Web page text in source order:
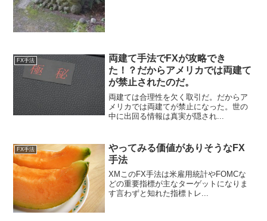
FX手法
両建て手法でFXが攻略でき
た！？だからアメリカでは両建て
が禁止されたのだ。
両建ては合理性を欠く取引だ。だからア
メリカでは両建てが禁止になった。世の
中に出回る情報は真実が隠され...
FX手法
やってみる価値がありそうなFX
手法
XMこのFX手法は米雇用統計やFOMCな
どの重要指標が主なターゲットになりま
す言わずと知れた指標トレ...